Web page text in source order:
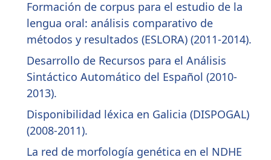
Formación de corpus para el estudio de la
lengua oral: análisis comparativo de
métodos y resultados (ESLORA) (2011-2014).
Desarrollo de Recursos para el Análisis
Sintáctico Automático del Español (2010-
2013).
Disponibilidad léxica en Galicia (DISPOGAL)
(2008-2011).
La red de morfología genética en el NDHE